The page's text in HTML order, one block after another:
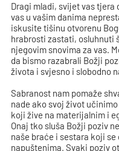
Dragi mladi, svijet vas tjera
vas u vašim danima
iskusite tišinu otvorenu
hrabrosti zastati, osluhnuti
njegovim snovima za vas.
da bismo razabrali Božji
života i svjesno i slobodno
Sabranost nam pomaže
nade ako svoj život
koji žive na materijalnim i
Onaj tko sluša Božji poziv
naše braće i sestara koji
napuštenima. Svaki poziv